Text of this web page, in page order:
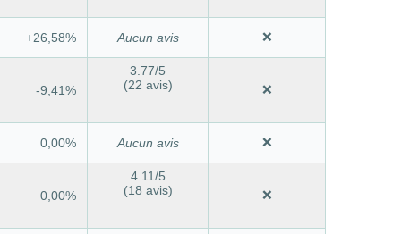
+26,58% Aucun avis ❌
-9,41%
3.77/5
(22 avis)
❌
0,00% Aucun avis ❌
0,00%
4.11/5
(18 avis)
❌